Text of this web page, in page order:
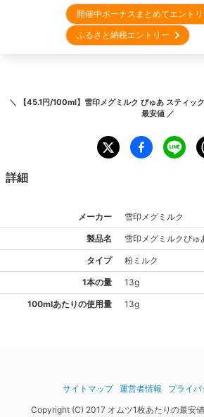
開催中ボーナスまとめてエント
ふるさと納税エントリー
＼ 【45.1円/100ml】雪印メグミルク ぴゅあ スティッ
最安値 ／
詳細
メーカー 雪印メグミルク
製品名 雪印メグミルクぴゅ
タイプ 粉ミルク
1本の量 13g
100mlあたりの使用量 13g
サイトマップ 運営者情報
プライ
Copyright (C) 2017 オムツ1枚あたりの最安